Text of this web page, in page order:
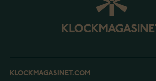
KLOCKMAGASINET.COM